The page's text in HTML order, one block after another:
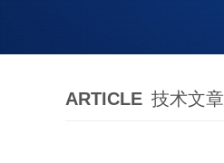
ARTICLE 技术文章